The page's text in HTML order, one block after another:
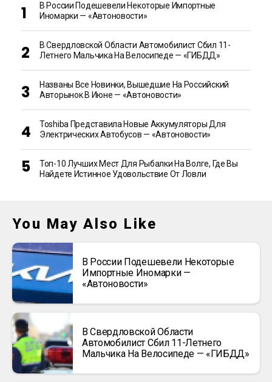
В России Подешевели Некоторые Импортные
Иномарки — «Автоновости»
В Свердловской Области Автомобилист Сбил 11-
Летнего Мальчика На Велосипеде — «ГИБДД»
Названы Все Новинки, Вышедшие На Российский
Авторынок В Июне — «Автоновости»
Toshiba Представила Новые Аккумуляторы Для
Электрических Автобусов — «Автоновости»
Топ-10 Лучших Мест Для Рыбалки На Волге, Где Вы
Найдете Истинное Удовольствие От Ловли
You May Also Like
В России Подешевели Некоторые
Импортные Иномарки —
«Автоновости»
В Свердловской Области
Автомобилист Сбил 11-Летнего
Мальчика На Велосипеде — «ГИБДД»